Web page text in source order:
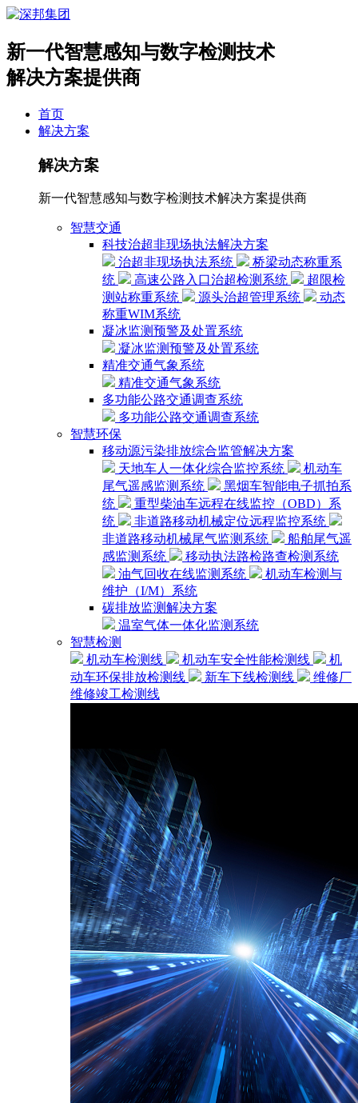
新一代智慧感知与数字检测技术
解决方案提供商
首页
解决方案
解决方案
新一代智慧感知与数字检测技术解决方案提供商
智慧交通
科技治超非现场执法解决方案
治超非现场执法系统
桥梁动态称重系
统
高速公路入口治超检测系统
超限检
测站称重系统
源头治超管理系统
动态
称重WIM系统
凝冰监测预警及处置系统
凝冰监测预警及处置系统
精准交通气象系统
精准交通气象系统
多功能公路交通调查系统
多功能公路交通调查系统
智慧环保
移动源污染排放综合监管解决方案
天地车人一体化综合监控系统
机动车
尾气遥感监测系统
黑烟车智能电子抓拍系
统
重型柴油车远程在线监控（OBD）系
统
非道路移动机械定位远程监控系统
非道路移动机械尾气监测系统
船舶尾气遥
感监测系统
移动执法路检路查检测系统
油气回收在线监测系统
机动车检测与
维护（I/M）系统
碳排放监测解决方案
温室气体一体化监测系统
智慧检测
机动车检测线
机动车安全性能检测线
机
动车环保排放检测线
新车下线检测线
维修厂
维修竣工检测线